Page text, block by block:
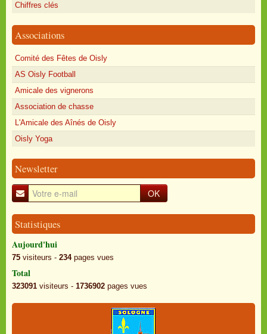
Chiffres clés
Associations
Comité des Fêtes de Oisly
AS Oisly Football
Amicale des vignerons
Association de chasse
L'Amicale des Aînés de Oisly
Oisly Yoga
Newsletter
OK
Statistiques
Aujourd'hui
75 visiteurs - 234pages vues
Total
323091 visiteurs - 1736902 pages vues